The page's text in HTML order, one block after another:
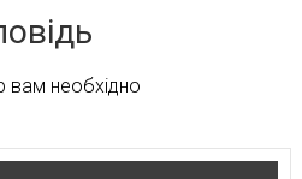
вам необхідно